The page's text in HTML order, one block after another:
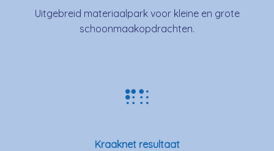
Uitgebreid materiaalpark voor kleine en grote
schoonmaakopdrachten.
Kraaknet resultaat